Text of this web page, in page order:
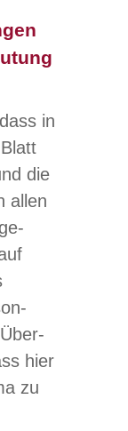
in
die
allen
hier
zu